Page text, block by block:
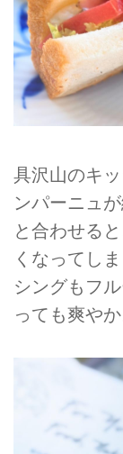
具沢山のキ
ンパーニュ
と合わせる
くなってし
シングもフ
っても爽やか